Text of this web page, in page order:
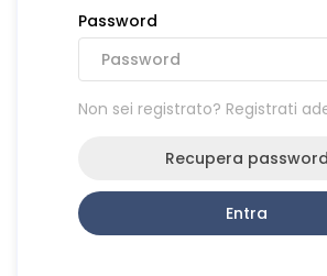
Password
Non sei registrato? Registrati
Recupera password
Entra